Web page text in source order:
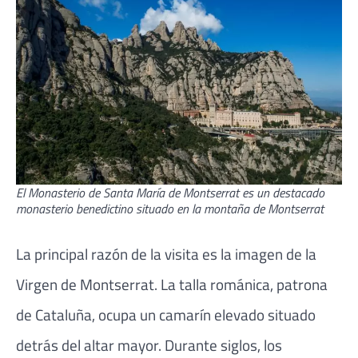
El Monasterio de Santa María de Montserrat es un destacado
monasterio benedictino situado en la montaña de Montserrat
La principal razón de la visita es la imagen de la
Virgen de Montserrat. La talla románica, patrona
de Cataluña, ocupa un camarín elevado situado
detrás del altar mayor. Durante siglos, los